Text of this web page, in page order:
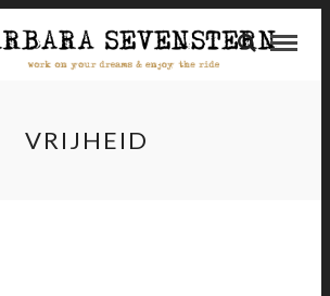
VRIJHEID